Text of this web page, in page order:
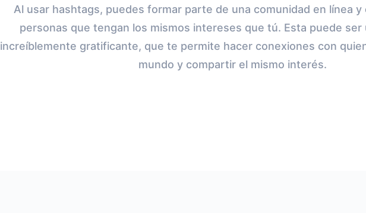
Al usar hashtags, puedes formar parte de una comunidad en línea
personas que tengan los mismos intereses que tú. Esta puede ser
increíblemente gratificante, que te permite hacer conexiones con
mundo y compartir el mismo interés.